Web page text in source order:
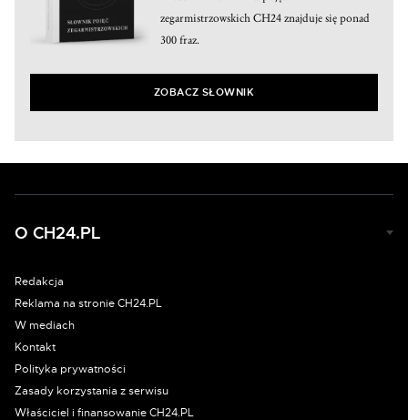
zegarmistrzowskich CH24 znajduje się ponad
300 fraz.
ZOBACZ SŁOWNIK
O CH24.PL
Redakcja
Reklama na stronie CH24.PL
W mediach
Kontakt
Polityka prywatności
Zasady korzystania z serwisu
Właściciel i finansowanie CH24.PL